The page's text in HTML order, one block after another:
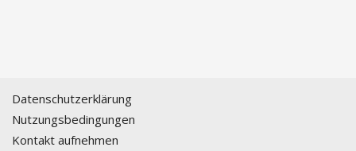
Datenschutzerklärung
Nutzungsbedingungen
Kontakt aufnehmen